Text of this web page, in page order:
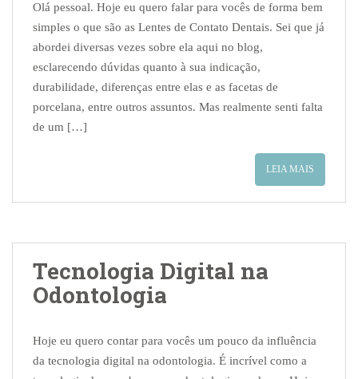
Olá pessoal. Hoje eu quero falar para vocês de forma bem
simples o que são as Lentes de Contato Dentais. Sei que já
abordei diversas vezes sobre ela aqui no blog,
esclarecendo dúvidas quanto à sua indicação,
durabilidade, diferenças entre elas e as facetas de
porcelana, entre outros assuntos. Mas realmente senti falta
de um […]
LEIA MAIS
Tecnologia Digital na
Odontologia
Hoje eu quero contar para vocês um pouco da influência
da tecnologia digital na odontologia. É incrível como a